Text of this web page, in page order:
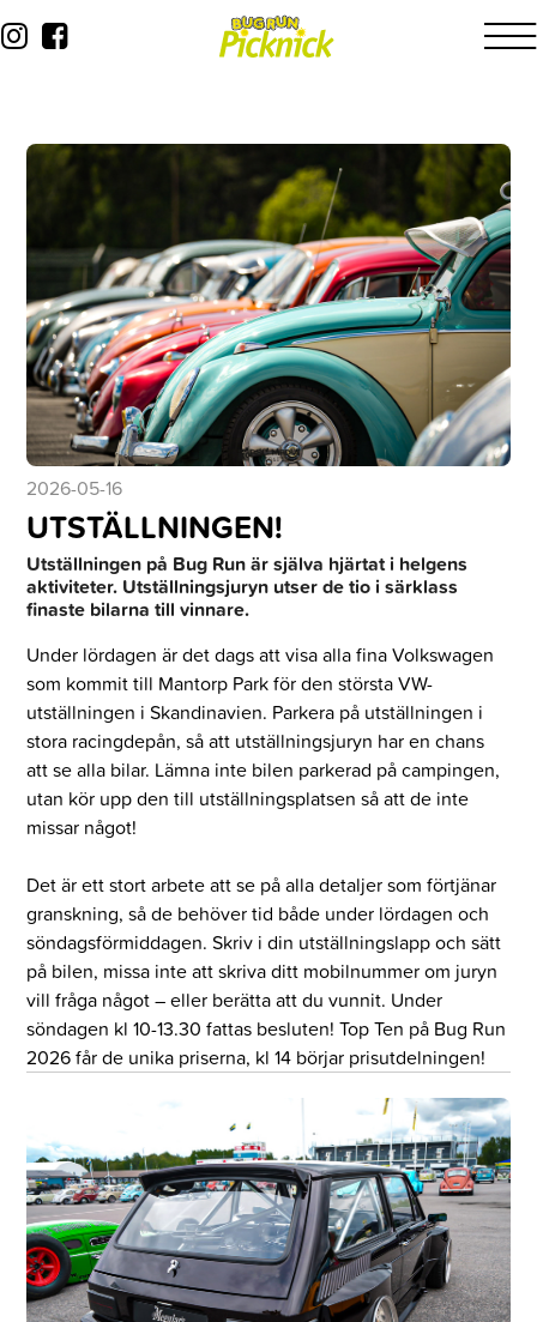
2026-05-16
UTSTÄLLNINGEN!
Utställningen på Bug Run är själva hjärtat i helgens
aktiviteter. Utställningsjuryn utser de tio i särklass
finaste bilarna till vinnare.
Under lördagen är det dags att visa alla fina Volkswagen
som kommit till Mantorp Park för den största VW-
utställningen i Skandinavien. Parkera på utställningen i
stora racingdepån, så att utställningsjuryn har en chans
att se alla bilar. Lämna inte bilen parkerad på campingen,
utan kör upp den till utställningsplatsen så att de inte
missar något!
Det är ett stort arbete att se på alla detaljer som förtjänar
granskning, så de behöver tid både under lördagen och
söndagsförmiddagen. Skriv i din utställningslapp och sätt
på bilen, missa inte att skriva ditt mobilnummer om juryn
vill fråga något – eller berätta att du vunnit. Under
söndagen kl 10-13.30 fattas besluten! Top Ten på Bug Run
2026 får de unika priserna, kl 14 börjar prisutdelningen!